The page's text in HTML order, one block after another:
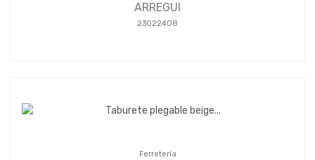
ARREGUI
23022408
Ferretería